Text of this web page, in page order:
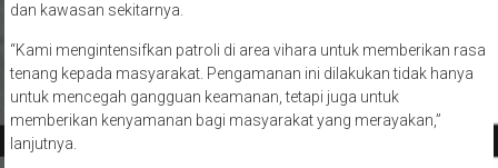
dan kawasan sekitarnya.
“Kami mengintensifkan patroli di area vihara untuk memberikan rasa
tenang kepada masyarakat. Pengamanan ini dilakukan tidak hanya
untuk mencegah gangguan keamanan, tetapi juga untuk
memberikan kenyamanan bagi masyarakat yang merayakan,”
lanjutnya.